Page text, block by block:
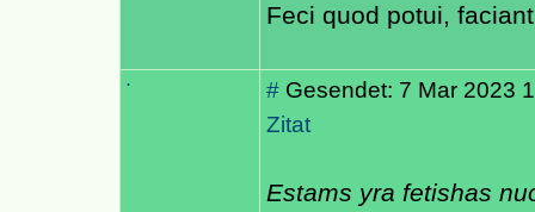
Feci quod potui,
. # Gesendet: 7 Mar 2023
Zitat
Estams yra fetishas